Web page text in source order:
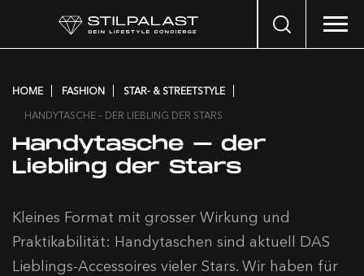
Search
HOME FASHION
STAR- & STREETSTYLE
HANDYTASCHE – DER LIEBLING DER STARS
Handytasche – der
Liebling der Stars
Kleines Format mit grosser Wirkung und
Praktikabilität: Handytaschen sind aktuell DAS
Lieblings-Accessoires vieler Stars. Wir haben für